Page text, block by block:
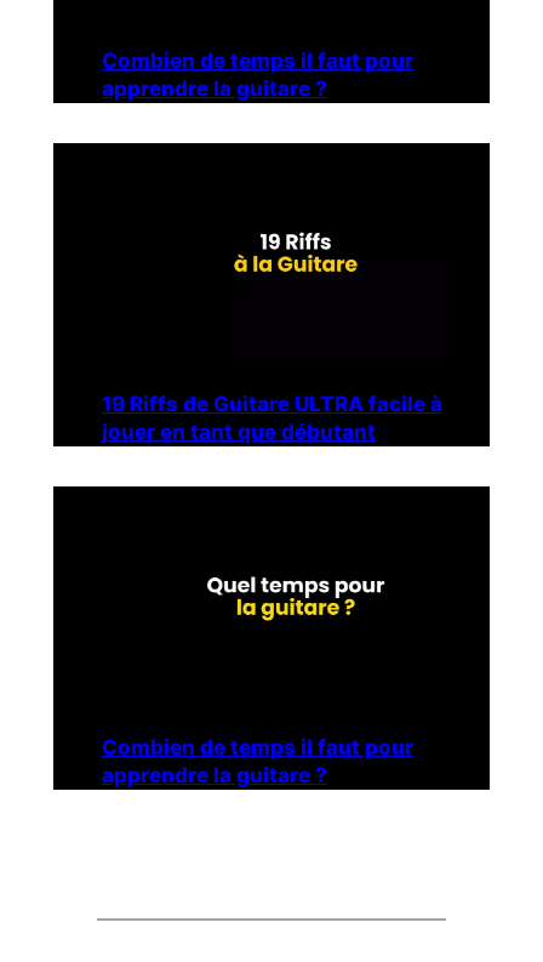
Combien de temps il faut pour
apprendre la guitare ?
19 Riffs de Guitare ULTRA facile à
jouer en tant que débutant
Combien de temps il faut pour
apprendre la guitare ?